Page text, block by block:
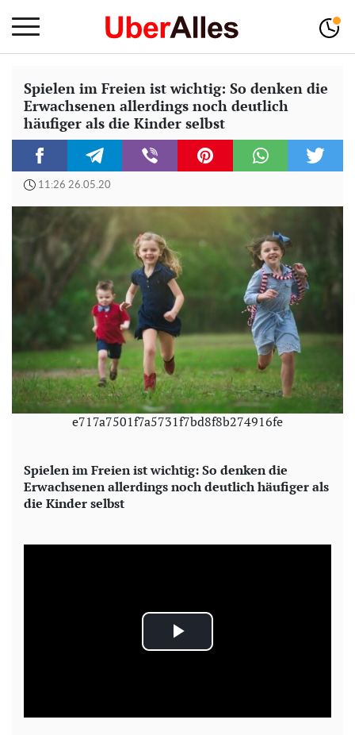
Spielen im Freien ist wichtig: So denken die
Erwachsenen allerdings noch deutlich
häufiger als die Kinder selbst
11:26 26.05.20
e717a7501f7a5731f7bd8f8b274916fe
Spielen im Freien ist wichtig: So denken die
Erwachsenen allerdings noch deutlich häufiger als
die Kinder selbst
P
a